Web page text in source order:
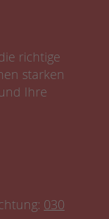
richtige
starken
Ihre
030